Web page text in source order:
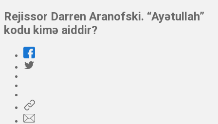
Rejissor Darren Aranofski. “Ayətullah”
kodu kimə aiddir?